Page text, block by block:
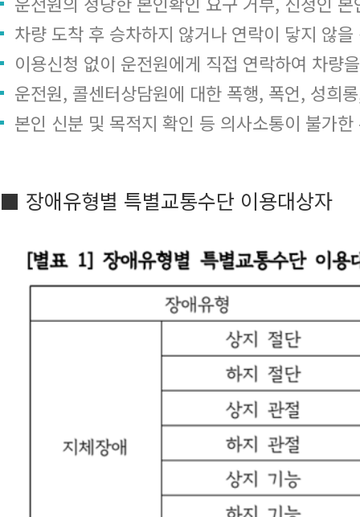
차량 도착 후 승차하지 않거나 연락이 닿지 않을
이용신청 없이 운전원에게 직접 연락하여 차량
운전원, 콜센터상담원에 대한 폭행, 폭언, 성희
본인 신분 및 목적지 확인 등 의사소통이 불가한
■ 장애유형별 특별교통수단 이용대상자